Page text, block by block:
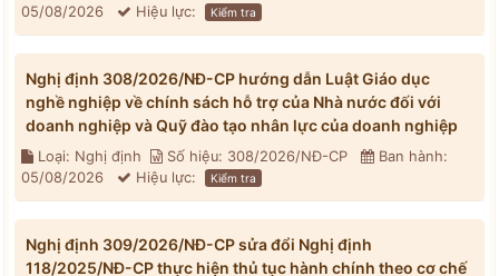
05/08/2026
Hiệu lực: Kiểm tra
Nghị định 308/2026/NĐ-CP hướng dẫn Luật Giáo dục
nghề nghiệp về chính sách hỗ trợ của Nhà nước đối với
doanh nghiệp và Quỹ đào tạo nhân lực của doanh nghiệp
Loại: Nghị định Số hiệu: 308/2026/NĐ-CP
Ban hành:
05/08/2026
Hiệu lực: Kiểm tra
Nghị định 309/2026/NĐ-CP sửa đổi Nghị định
118/2025/NĐ-CP thực hiện thủ tục hành chính theo cơ chế